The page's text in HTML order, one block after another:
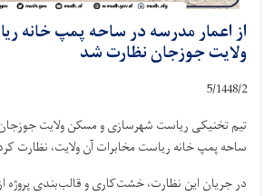
از اعمار مدرسه در ساحه پمپ خانه
ولایت جوزجان نظارت شد
1448/2/
5
تیم تخنیکی ریاست شهرسازی و مسکن ولایت
ساحه پمپ خانه ریاست مخابرات آن ولایت، نظارت
در جریان این نظارت، خشت‌کاری و قالب‌بندی پروژه